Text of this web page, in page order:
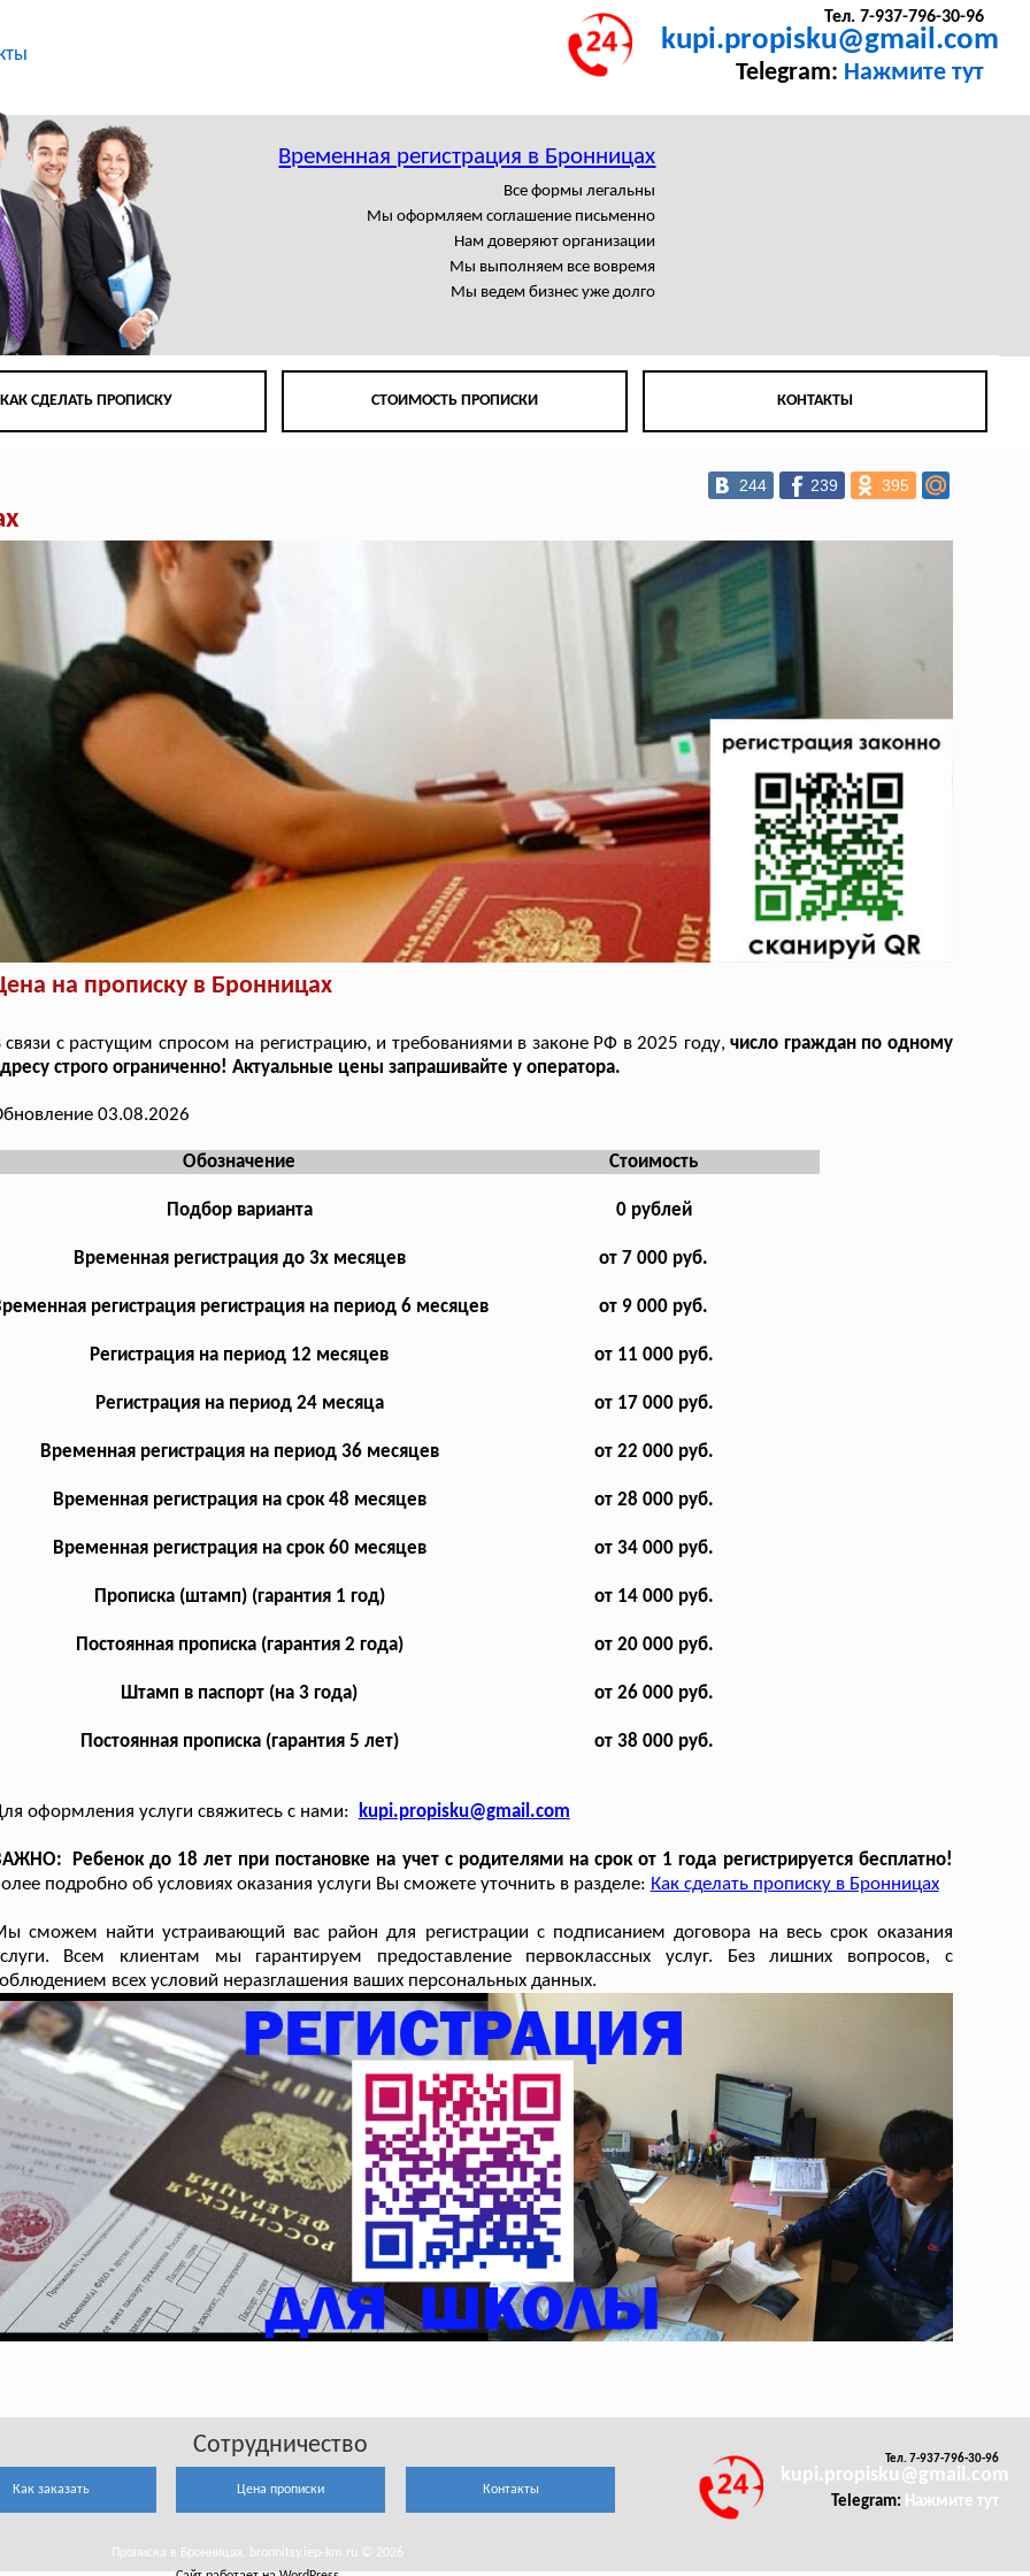
Тел. 7-937-796-30-96
kupi.propisku@gmail.com
Telegram: Нажмите тут
Временная регистрация в Бронницах
Все формы легальны
Мы оформляем соглашение письменно
Нам доверяют организации
Мы выполняем все вовремя
Мы ведем бизнес уже долго
КАК СДЕЛАТЬ ПРОПИСКУ СТОИМОСТЬ ПРОПИСКИ КОНТАКТЫ
244 239 395
на прописку в Бронницах
связи с растущим спросом на регистрацию, и требованиями в законе РФ в 2025 году,число граждан по одному
строго ограниченно! Актуальные цены запрашивайте у оператора.
03.08.2026
Обозначение Стоимость
Подбор варианта 0 рублей
Временная регистрация до 3х месяцев от 7 000 руб.
регистрация регистрация на период 6 месяцев от 9 000 руб.
Регистрация на период 12 месяцев от 11 000 руб.
Регистрация на период 24 месяца от 17 000 руб.
Временная регистрация на период 36 месяцев от 22 000 руб.
Временная регистрация на срок 48 месяцев от 28 000 руб.
Временная регистрация на срок 60 месяцев от 34 000 руб.
Прописка (штамп) (гарантия 1 год) от 14 000 руб.
Постоянная прописка (гарантия 2 года) от 20 000 руб.
Штамп в паспорт (на 3 года) от 26 000 руб.
Постоянная прописка (гарантия 5 лет) от 38 000 руб.
оформления услуги свяжитесь с нами: kupi.propisku@gmail.com
Ребенок до 18 лет при постановке на учет с родителями на срок от 1 года регистрируется бесплатно!
подробно об условиях оказания услуги Вы сможете уточнить в разделе: Как сделать прописку в Бронницах
сможем найти устраивающий вас район для регистрации с подписанием договора на весь срок оказания
Всем клиентам мы гарантируем предоставление первоклассных услуг. Без лишних вопросов, с
всех условий неразглашения ваших персональных данных.
Сотрудничество
Как заказать Цена прописки Контакты
Тел. 7-937-796-30-96
kupi.propisku@gmail.com
Telegram: Нажмите тут
Прописка в Бронницах. bronnitsy.iep-km.ru © 2026